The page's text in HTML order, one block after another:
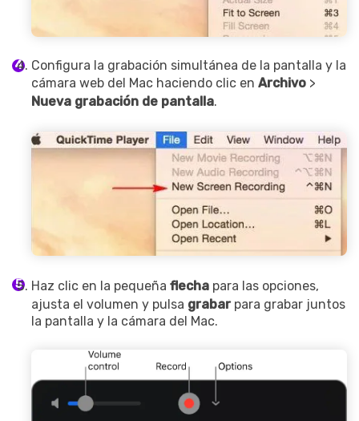
Configura la grabación simultánea de la pantalla y la
cámara web del Mac haciendo clic en Archivo >
Nueva grabación de pantalla.
Haz clic en la pequeña flecha para las opciones,
ajusta el volumen y pulsa grabarpara grabar juntos
la pantalla y la cámara del Mac.